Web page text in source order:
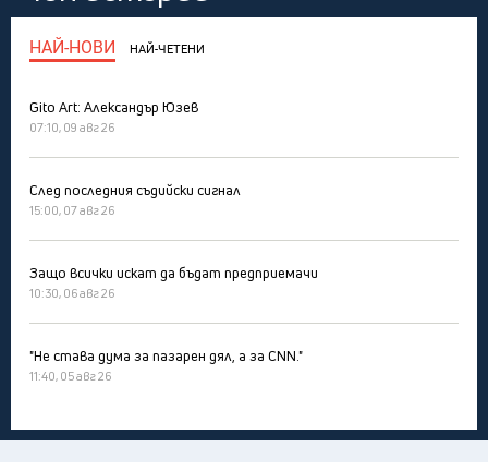
НАЙ-НОВИ НАЙ-ЧЕТЕНИ
Gito Art: Александър Юзев
07:10, 09 авг 26
След последния съдийски сигнал
15:00, 07 авг 26
Защо всички искат да бъдат предприемачи
10:30, 06 авг 26
"Не става дума за пазарен дял, а за CNN."
11:40, 05 авг 26